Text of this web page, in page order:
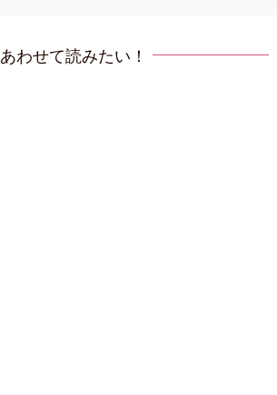
あわせて読みたい！